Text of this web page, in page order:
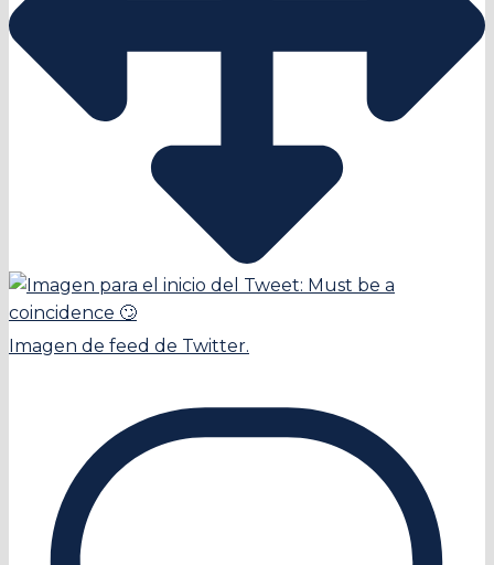
Imagen de feed de Twitter.